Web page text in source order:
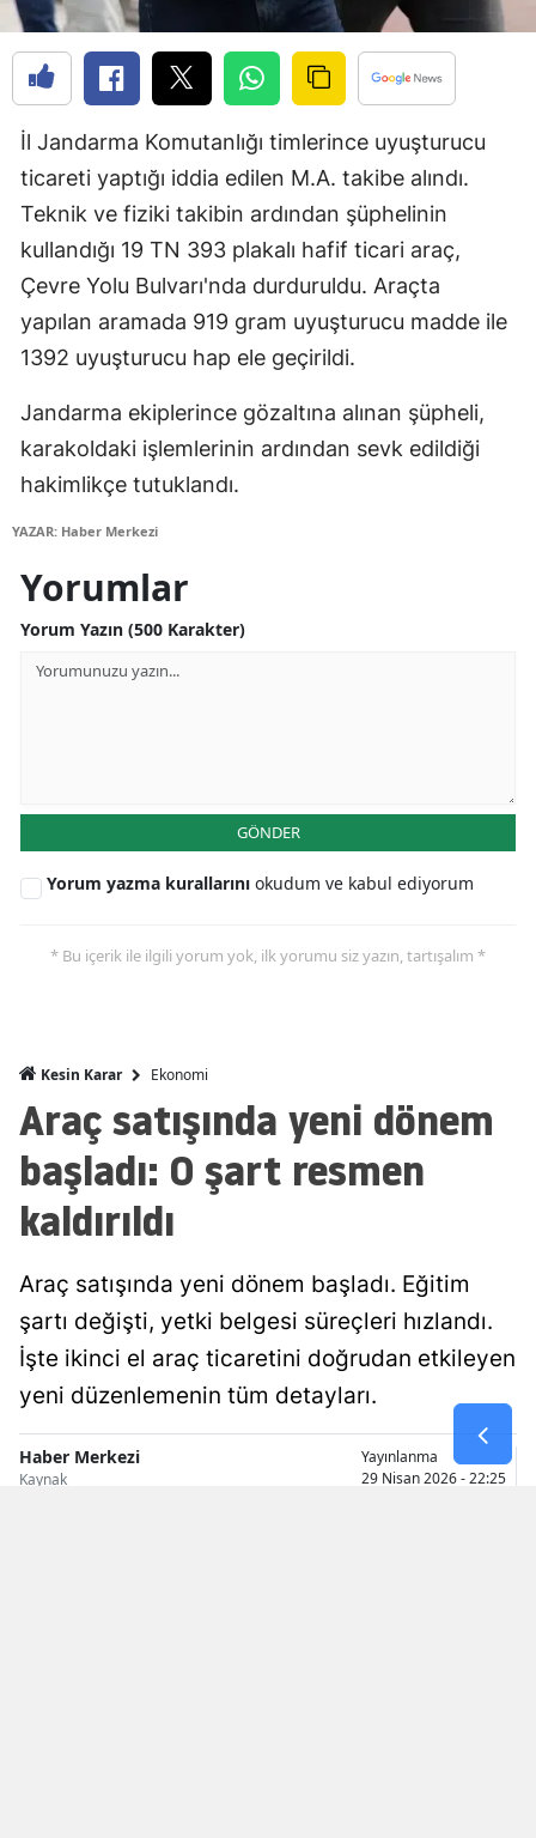
Çanakkale
Çankırı
Çorum
Denizli
Diyarbakır
Edirne
Erzurum
Eskişehir
İstanbul
İzmir
Kırşehir
Kocaeli
Kütahya
Malatya
Manisa
Kahramanmaraş
Mardin
İl Jandarma Komutanlığı timlerince uyuşturucu
ticareti yaptığı iddia edilen M.A. takibe alındı.
Teknik ve fiziki takibin ardından şüphelinin
kullandığı 19 TN 393 plakalı hafif ticari araç,
Çevre Yolu Bulvarı'nda durduruldu. Araçta
yapılan aramada 919 gram uyuşturucu madde ile
1392 uyuşturucu hap ele geçirildi.
Jandarma ekiplerince gözaltına alınan şüpheli,
karakoldaki işlemlerinin ardından sevk edildiği
hakimlikçe tutuklandı.
YAZAR: Haber Merkezi
Yorumlar
Yorum Yazın (500 Karakter)
GÖNDER
Yorum yazma kurallarını okudum ve kabul ediyorum
* Bu içerik ile ilgili yorum yok, ilk yorumu siz yazın, tartışalım *
Kesin Karar Ekonomi
Araç satışında yeni dönem
başladı: O şart resmen
kaldırıldı
Araç satışında yeni dönem başladı. Eğitim
şartı değişti, yetki belgesi süreçleri hızlandı.
İşte ikinci el araç ticaretini doğrudan etkileyen
yeni düzenlemenin tüm detayları.
Haber Merkezi
Kaynak
Yayınlanma
29 Nisan 2026 - 22:25